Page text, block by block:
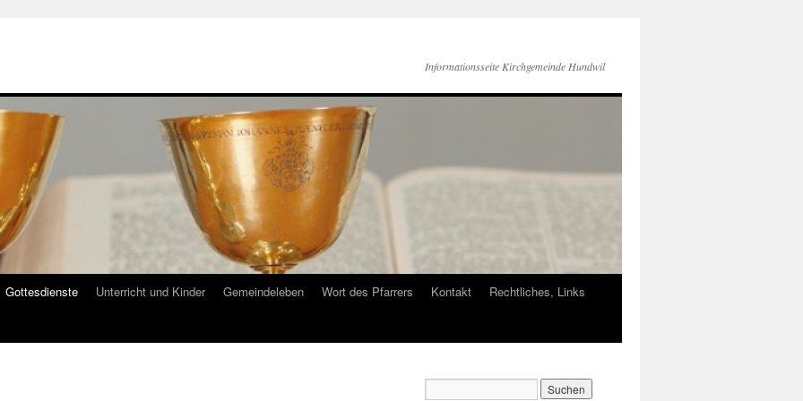
Informationsseite Kirchgemeinde Hundwil
Gottesdienste Unterricht und Kinder Gemeindeleben Wort des Pfarrers Kontakt
Rechtliches, Links